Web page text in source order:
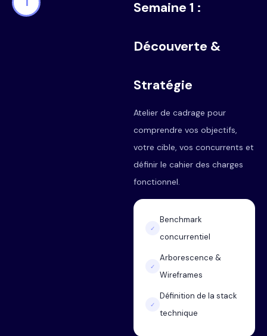
Semaine 1 :
Découverte &
Stratégie
Atelier de cadrage pour
comprendre vos objectifs,
votre cible, vos concurrents et
définir le cahier des charges
fonctionnel.
✓
Benchmark
concurrentiel
✓
Arborescence &
Wireframes
✓
Définition de la stack
technique